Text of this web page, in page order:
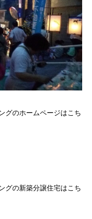
グのホームページはこち
グの新築分譲住宅はこち